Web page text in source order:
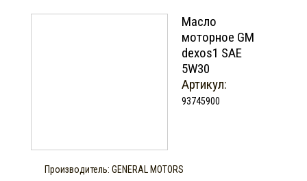
Масло
моторное GM
dexos1 SAE
5W30
Артикул:
93745900
Производитель: GENERAL MOTORS